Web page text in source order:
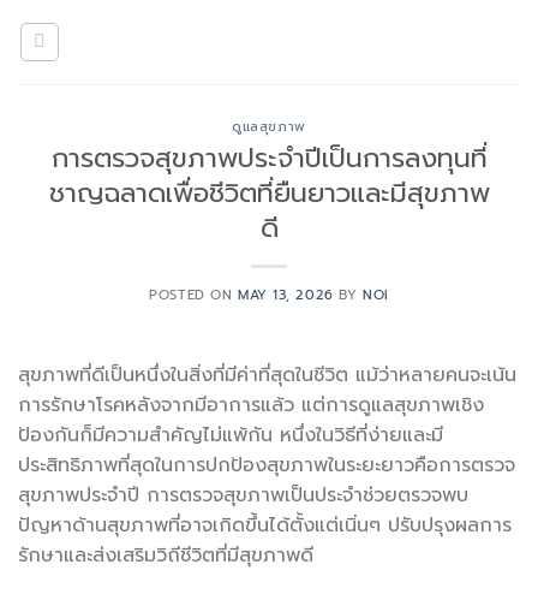
ดูแลสุขภาพ
การตรวจสุขภาพประจำปีเป็นการลงทุนที่
ชาญฉลาดเพื่อชีวิตที่ยืนยาวและมีสุขภาพ
ดี
POSTED ON MAY 13, 2026 BY NOI
สุขภาพที่ดีเป็นหนึ่งในสิ่งที่มีค่าที่สุดในชีวิต แม้ว่าหลายคนจะเน้น
การรักษาโรคหลังจากมีอาการแล้ว แต่การดูแลสุขภาพเชิง
ป้องกันก็มีความสำคัญไม่แพ้กัน หนึ่งในวิธีที่ง่ายและมี
ประสิทธิภาพที่สุดในการปกป้องสุขภาพในระยะยาวคือการตรวจ
สุขภาพประจำปี การตรวจสุขภาพเป็นประจำช่วยตรวจพบ
ปัญหาด้านสุขภาพที่อาจเกิดขึ้นได้ตั้งแต่เนิ่นๆ ปรับปรุงผลการ
รักษาและส่งเสริมวิถีชีวิตที่มีสุขภาพดี